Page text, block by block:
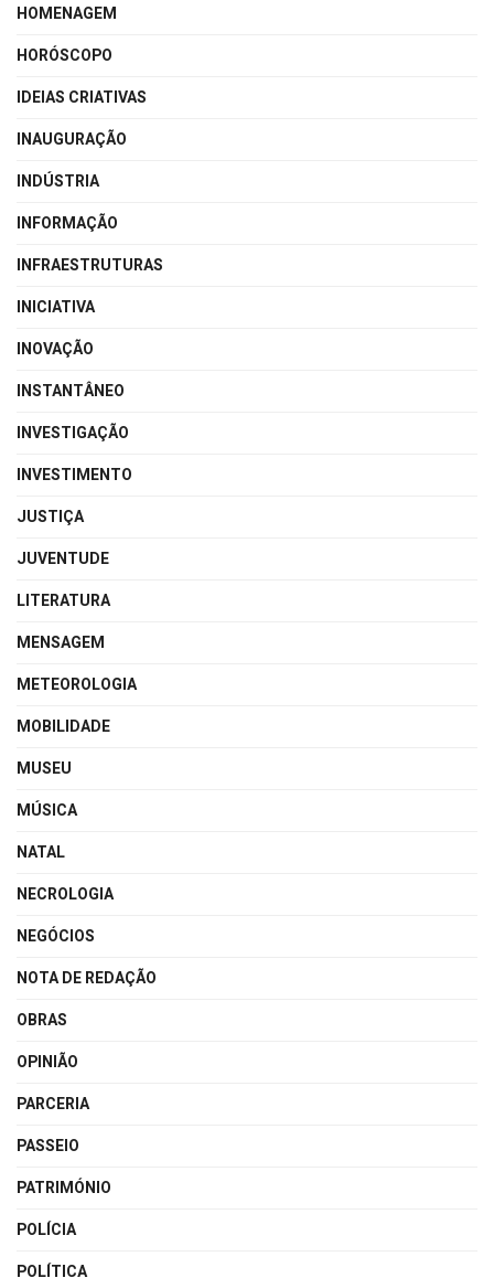
HOMENAGEM
HORÓSCOPO
IDEIAS CRIATIVAS
INAUGURAÇÃO
INDÚSTRIA
INFORMAÇÃO
INFRAESTRUTURAS
INICIATIVA
INOVAÇÃO
INSTANTÂNEO
INVESTIGAÇÃO
INVESTIMENTO
JUSTIÇA
JUVENTUDE
LITERATURA
MENSAGEM
METEOROLOGIA
MOBILIDADE
MUSEU
MÚSICA
NATAL
NECROLOGIA
NEGÓCIOS
NOTA DE REDAÇÃO
OBRAS
OPINIÃO
PARCERIA
PASSEIO
PATRIMÓNIO
POLÍCIA
POLÍTICA